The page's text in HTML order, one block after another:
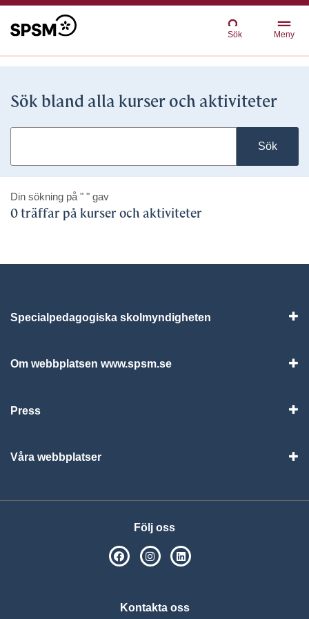
Sök Meny
Sök bland alla kurser och aktiviteter
Sök
Din sökning på " " gav
0 träffar på kurser och aktiviteter
Specialpedagogiska skolmyndigheten
Om webbplatsen www.spsm.se
Press
Våra webbplatser
Följ oss
SPSM på Facebook
SPSM på Instagram
Kontakta oss